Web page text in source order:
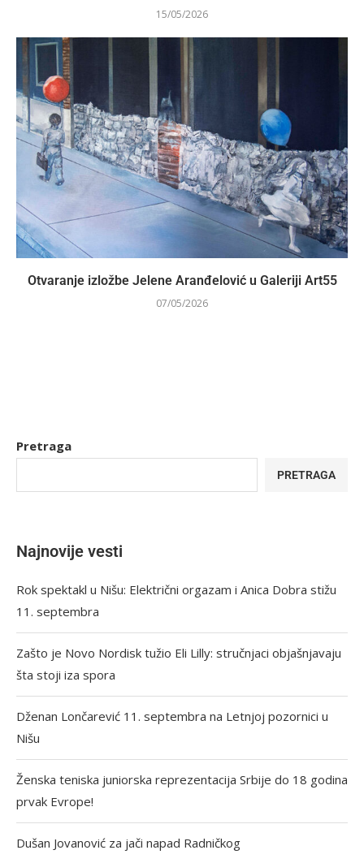
15/05/2026
Otvaranje izložbe Jelene Aranđelović u Galeriji Art55
07/05/2026
Pretraga
PRETRAGA
Najnovije vesti
Rok spektakl u Nišu: Električni orgazam i Anica Dobra stižu
11. septembra
Zašto je Novo Nordisk tužio Eli Lilly: stručnjaci objašnjavaju
šta stoji iza spora
Dženan Lončarević 11. septembra na Letnjoj pozornici u
Nišu
Ženska teniska juniorska reprezentacija Srbije do 18 godina
prvak Evrope!
Dušan Jovanović za jači napad Radničkog